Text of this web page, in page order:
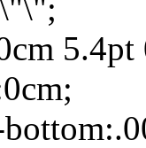
5.4pt